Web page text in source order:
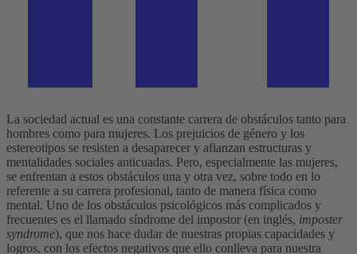
La sociedad actual es una constante carrera de obstáculos tanto para
hombres como para mujeres. Los prejuicios de género y los
estereotipos se resisten a desaparecer y afianzan estructuras y
mentalidades sociales anticuadas. Pero, especialmente las mujeres,
se enfrentan a estos obstáculos una y otra vez, sobre todo en lo
referente a su carrera profesional, tanto de manera física como
mental. Uno de los obstáculos psicológicos más complicados y
frecuentes es el llamado síndrome del impostor (en inglés, imposter
syndrome), que nos hace dudar de nuestras propias capacidades y
logros, con los efectos negativos que ello conlleva para nuestra